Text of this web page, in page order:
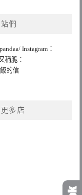
們
Instagram：
稱脆：
的信
多店